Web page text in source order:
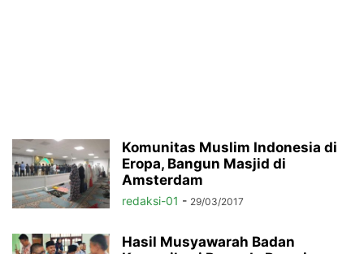
Komunitas Muslim Indonesia di
Eropa, Bangun Masjid di
Amsterdam
redaksi-01 - 29/03/2017
Hasil Musyawarah Badan